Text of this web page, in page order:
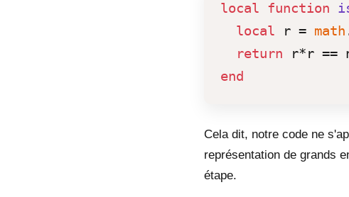
local function
local r = math
return
end
Cela dit, notre code ne
représentation de grands
étape.